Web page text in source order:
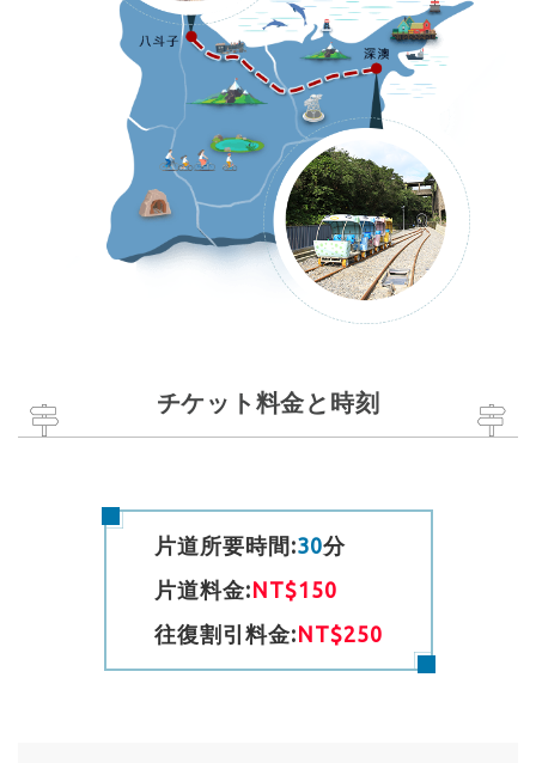
チケット料金と時刻
片道所要時間:30分
片道料金:NT$150
往復割引料金:NT$250